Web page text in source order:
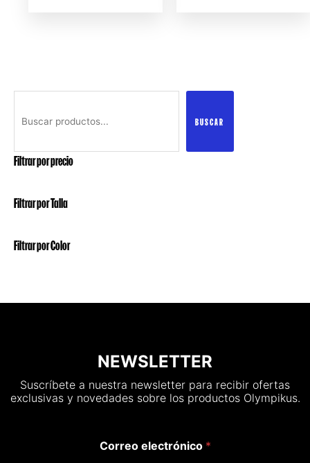
BUSCAR
Filtrar por precio
Filtrar por Talla
Filtrar por Color
NEWSLETTER
Suscríbete a nuestra newsletter para recibir ofertas
exclusivas y novedades sobre los productos Olympikus.
Correo electrónico *